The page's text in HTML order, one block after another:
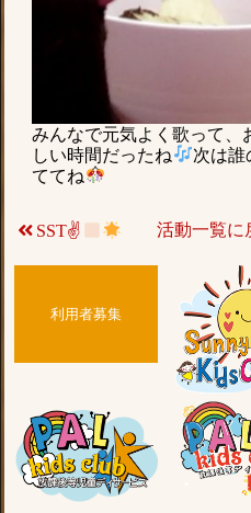
みんなで元気よく歌って、
しい時間だったね
次は誰
ててね
SST✌ 活動一覧に
利用者募集